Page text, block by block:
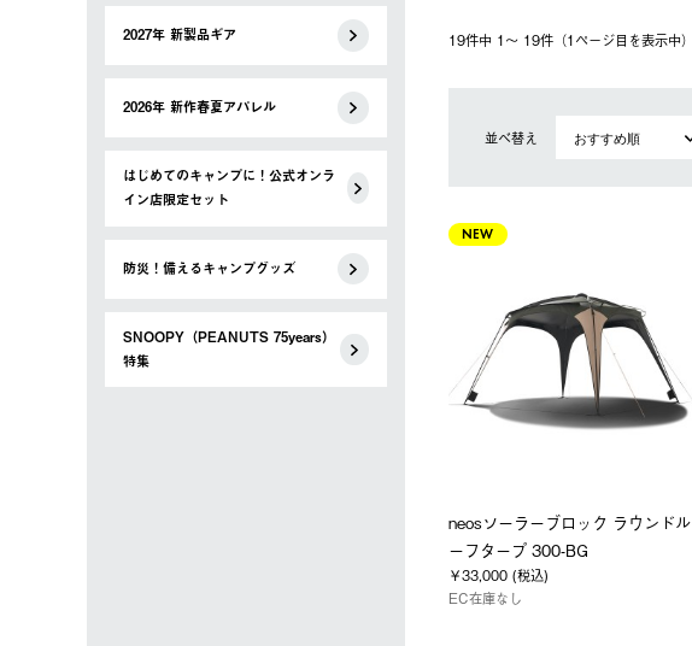
2027年 新製品ギア
2026年 新作春夏アパレル
はじめてのキャンプに！公式オンラ
イン店限定セット
防災！備えるキャンプグッズ
SNOOPY（PEANUTS 75years）
特集
19件中 1〜 19件（1ページ⽬を表⽰中）
並べ替え
NEW
neosソーラーブロック ラウンドル
ーフタープ 300-BG
￥33,000 (税込)
EC在庫なし